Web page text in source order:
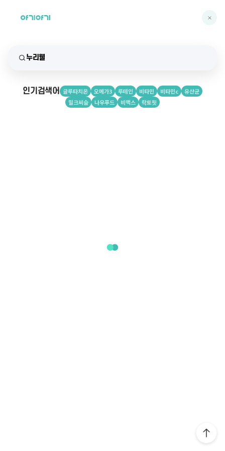
인기검색어 글루타치온 오메가3 루테인 비타민 비타민c
유산균
밀크씨슬
나우푸드 비맥스 락토핏